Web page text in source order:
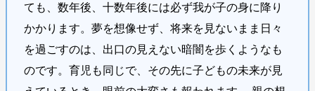
ても、数年後、十数年後には必ず我が子の身に降り
かかります。夢を想像せず、将来を見ないまま日々
を過ごすのは、出口の見えない暗闇を歩くようなも
のです。育児も同じで、その先に子どもの未来が見